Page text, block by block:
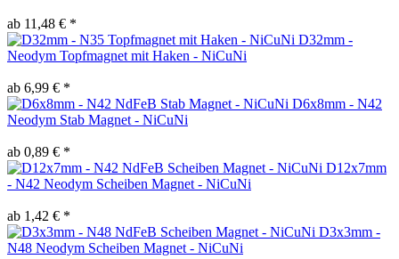
ab 11,48 € *
D32mm -
Neodym Topfmagnet mit Haken - NiCuNi
ab 6,99 € *
D6x8mm - N42
Neodym Stab Magnet - NiCuNi
ab 0,89 € *
D12x7mm
- N42 Neodym Scheiben Magnet - NiCuNi
ab 1,42 € *
D3x3mm -
N48 Neodym Scheiben Magnet - NiCuNi